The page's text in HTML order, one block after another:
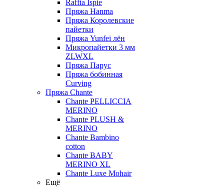
Raffia Ispie
Пряжа Hanma
Пряжа Королевские
пайетки
Пряжа Yunfei лён
Микропайетки 3 мм
ZLWXL
Пряжа Парус
Пряжа бобинная
Curving
Пряжа Chante
Chante PELLICCIA
MERINO
Chante PLUSH &
MERINO
Chante Bambino
cotton
Chante BABY
MERINO XL
Chante Luxe Mohair
Ещё